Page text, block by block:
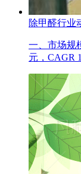
除甲醛行业
一、市场规
元，CAGR